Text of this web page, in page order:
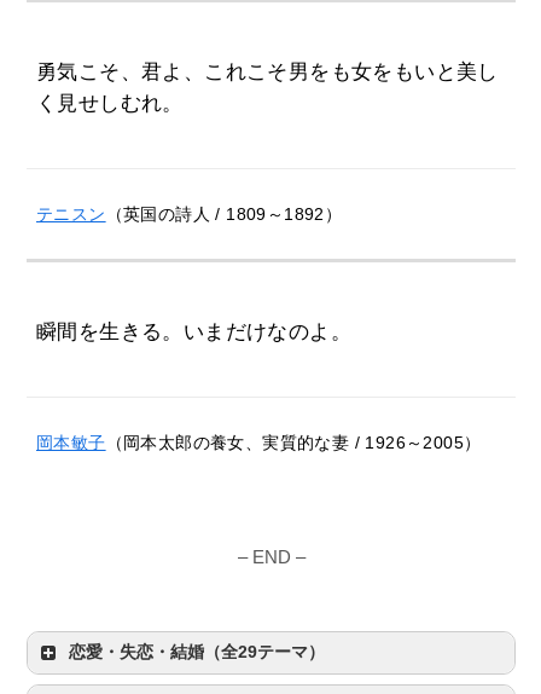
勇気こそ、君よ、これこそ男をも女をもいと美し
く見せしむれ。
テニスン （英国の詩人 / 1809～1892）
瞬間を生きる。いまだけなのよ。
岡本敏子 （岡本太郎の養女、実質的な妻 / 1926～2005）
– END –
恋愛・失恋・結婚（全29テーマ）